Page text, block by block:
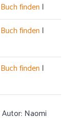
Buch finden |
Buch finden |
Buch finden |
Autor: Naomi